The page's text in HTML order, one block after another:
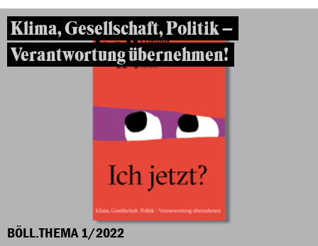
Klima, Gesellschaft, Politik –
Verantwortung übernehmen!
BÖLL.THEMA 1/2022